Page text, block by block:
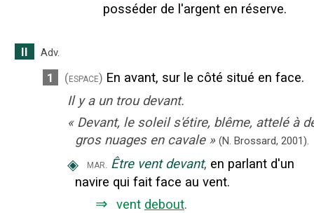
posséder de l'argent en réserve.
II Adv.
1 (espace) En avant, sur le côté situé en face.
Il y a un trou devant.
« Devant, le soleil s'étire, blême, attelé à
gros nuages en cavale » (N. Brossard, 2001).
◈ mar. Être vent devant, en parlant d'un
navire qui fait face au vent.
⇒ vent debout.